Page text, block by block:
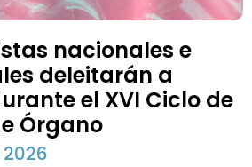
nacionales e
deleitarán a
el XVI Ciclo de
Órgano